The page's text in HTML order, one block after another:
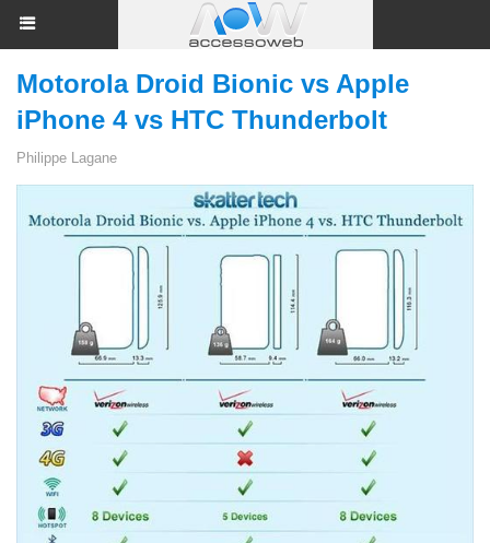
Motorola Droid Bionic vs Apple
iPhone 4 vs HTC Thunderbolt
Philippe Lagane